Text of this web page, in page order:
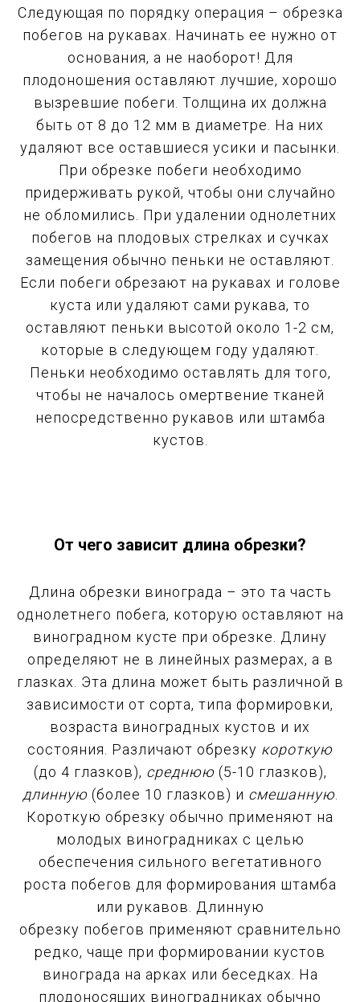
Следующая по порядку операция – обрезка
побегов на рукавах. Начинать ее нужно от
основания, а не наоборот! Для
плодоношения оставляют лучшие, хорошо
вызревшие побеги. Толщина их должна
быть от 8 до 12 мм в диаметре. На них
удаляют все оставшиеся усики и пасынки.
При обрезке побеги необходимо
придерживать рукой, чтобы они случайно
не обломились. При удалении однолетних
побегов на плодовых стрелках и сучках
замещения обычно пеньки не оставляют.
Если побеги обрезают на рукавах и голове
куста или удаляют сами рукава, то
оставляют пеньки высотой около 1-2 см,
которые в следующем году удаляют.
Пеньки необходимо оставлять для того,
чтобы не началось омертвение тканей
непосредственно рукавов или штамба
кустов.
От чего зависит длина обрезки?
Длина обрезки винограда – это та часть
однолетнего побега, которую оставляют на
виноградном кусте при обрезке. Длину
определяют не в линейных размерах, а в
глазках. Эта длина может быть различной в
зависимости от сорта, типа формировки,
возраста виноградных кустов и их
состояния. Различают обрезку короткую
(до 4 глазков), среднюю(5-10 глазков),
длинную(более 10 глазков) и смешанную.
Короткую обрезку обычно применяют на
молодых виноградниках с целью
обеспечения сильного вегетативного
роста побегов для формирования штамба
или рукавов. Длинную
обрезку побегов применяют сравнительно
редко, чаще при формировании кустов
винограда на арках или беседках. На
плодоносящих виноградниках обычно